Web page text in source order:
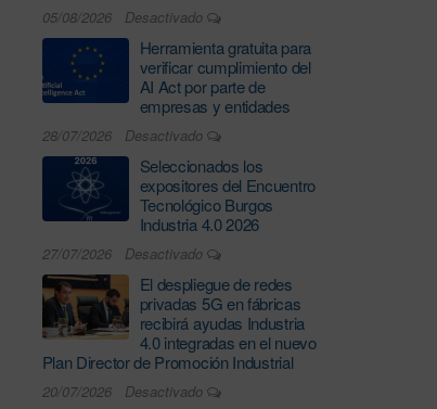
05/08/2026 Desactivado
Herramienta gratuita para
verificar cumplimiento del
AI Act por parte de
empresas y entidades
28/07/2026 Desactivado
Seleccionados los
expositores del Encuentro
Tecnológico Burgos
Industria 4.0 2026
27/07/2026 Desactivado
El despliegue de redes
privadas 5G en fábricas
recibirá ayudas Industria
4.0 integradas en el nuevo
Plan Director de Promoción Industrial
20/07/2026 Desactivado